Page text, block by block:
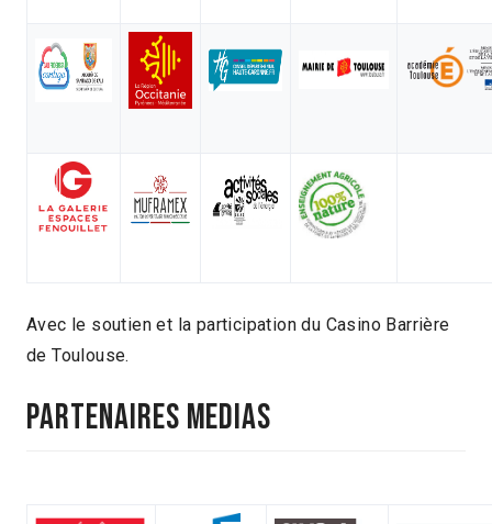
Avec le soutien et la participation du Casino Barrière
de Toulouse.
PARTENAIRES MEDIAS